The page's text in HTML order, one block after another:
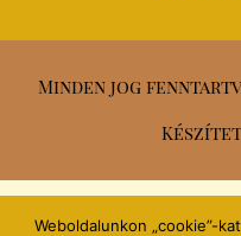
Minden jog
Weboldalunkon „cookie”-